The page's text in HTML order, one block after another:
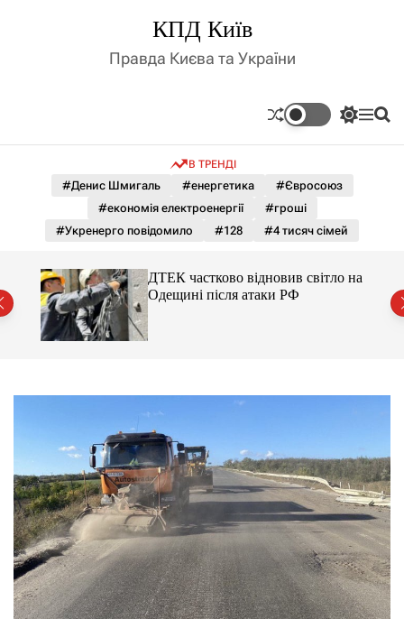
д
у
КПД Київ
Правда Києва та України
П
м
а
о
г
ж
и
м
у
М П
В ТРЕНДІ
#Денис Шмигаль #енергетика
#Євросоюз
#економія електроенергії
#гроші
#Укренерго повідомило
#128 #4 тисяч сімей
ДТЕК частково відновив світло на
Одещині після атаки РФ